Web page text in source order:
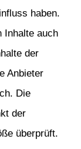
haben.
Inhalte auch
der
Anbieter
Die
der
überprüft.